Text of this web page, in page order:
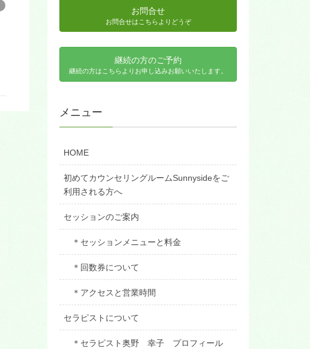
お問合せ
お問合せはこちらよりどうぞ
継続の方のご予約
継続の方はこちらよりお申し込みお願いいたします。
メニュー
HOME
初めてカウンセリングルームSunnysideをご
利用される方へ
セッションのご案内
＊セッションメニューと料金
＊回数券について
＊アクセスと営業時間
セラピストについて
＊セラピスト奥野 幸子 プロフィール